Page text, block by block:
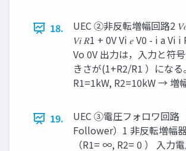
18.
UEC ②非反転増幅回路2
𝑉𝑖 𝑅1 + 0V Vi 𝑒 V0 - i a Vi i
Vo 0V 出力は，入力と符
きさが(1+R2/R1 ）になる
R1=1kW, R2=10kW → 増
19.
UEC ③電圧フォロワ回路
Follower）1 非反転増幅
（R1= ∞, R2= 0 ） 入力